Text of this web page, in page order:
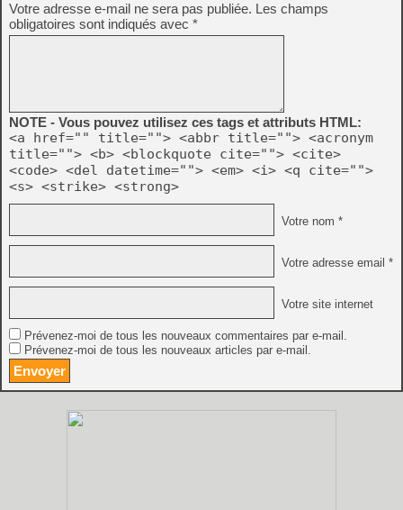
Votre adresse e-mail ne sera pas publiée. Les champs
obligatoires sont indiqués avec *
NOTE - Vous pouvez utilisez ces tags et attributs HTML:
<a href="" title=""> <abbr title=""> <acronym
title=""> <b> <blockquote cite=""> <cite>
<code> <del datetime=""> <em> <i> <q cite="">
<s> <strike> <strong>
Votre nom *
Votre adresse email *
Votre site internet
Prévenez-moi de tous les nouveaux commentaires par e-mail.
Prévenez-moi de tous les nouveaux articles par e-mail.